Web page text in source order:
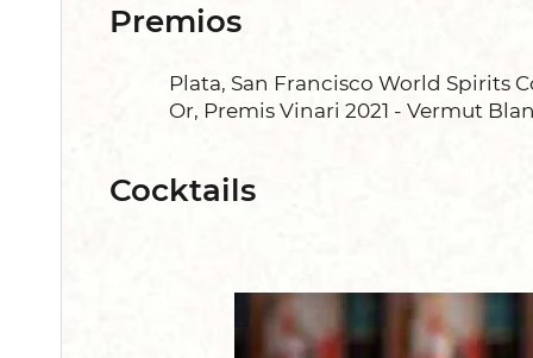
Premios
Plata, San Francisco World Spirits
Or, Premis Vinari 2021 - Vermut
Cocktails